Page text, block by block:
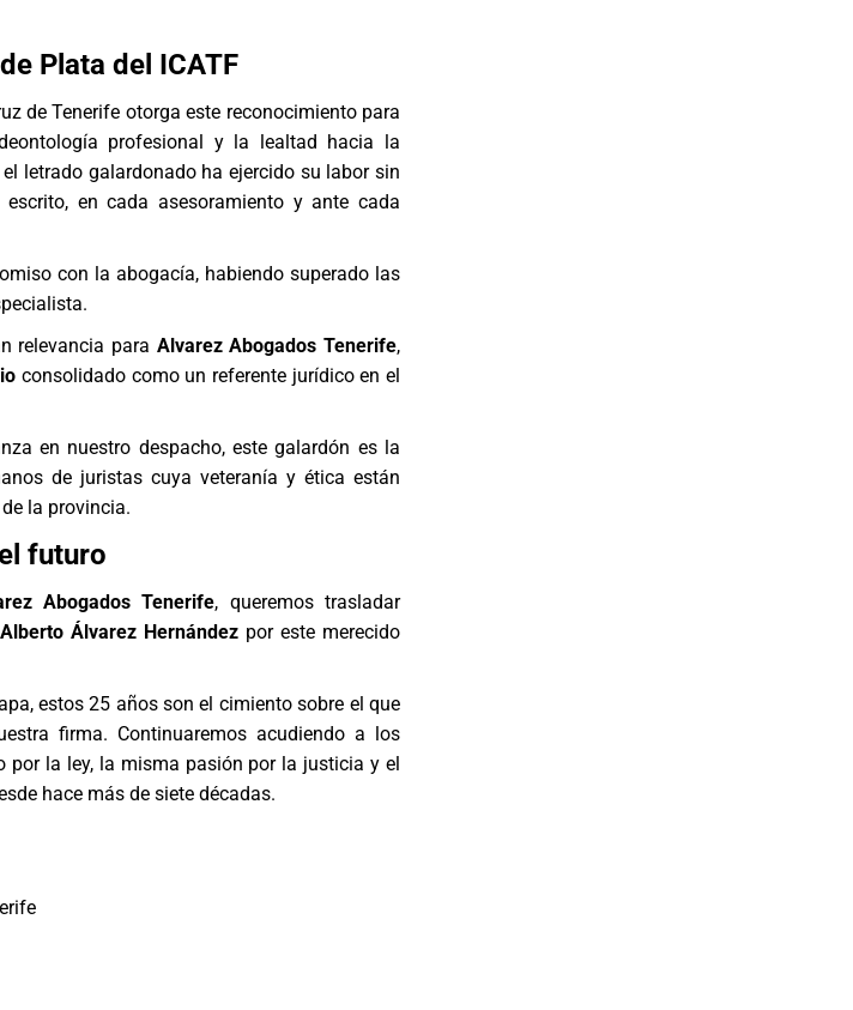
Plata del ICATF
de Tenerife otorga este reconocimiento para
profesional y la lealtad hacia la
letrado galardonado ha ejercido su labor sin
en cada asesoramiento y ante cada
con la abogacía, habiendo superado las
relevancia para Alvarez Abogados Tenerife,
consolidado como un referente jurídico en el
en nuestro despacho, este galardón es la
de juristas cuya veteranía y ética están
la provincia.
futuro
Abogados Tenerife, queremos trasladar
Álvarez Hernándezpor este merecido
estos 25 años son el cimiento sobre el que
firma. Continuaremos acudiendo a los
por la ley, la misma pasión por la justicia y el
hace más de siete décadas.